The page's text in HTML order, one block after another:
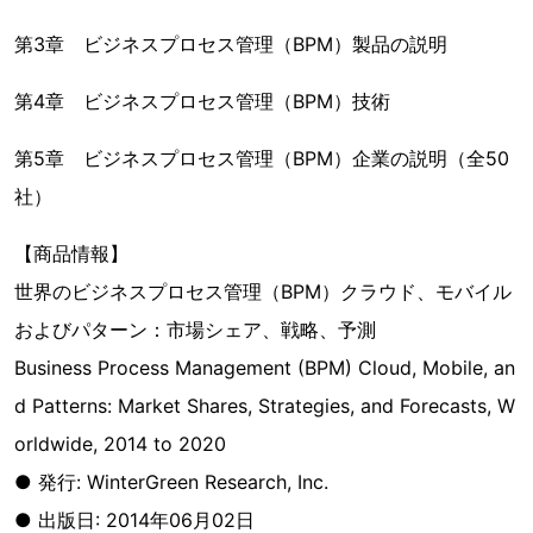
第3章 ビジネスプロセス管理（BPM）製品の説明
第4章 ビジネスプロセス管理（BPM）技術
第5章 ビジネスプロセス管理（BPM）企業の説明（全50
社）
【商品情報】
世界のビジネスプロセス管理（BPM）クラウド、モバイル
およびパターン：市場シェア、戦略、予測
Business Process Management (BPM) Cloud, Mobile, an
d Patterns: Market Shares, Strategies, and Forecasts, W
orldwide, 2014 to 2020
● 発行: WinterGreen Research, Inc.
● 出版日: 2014年06月02日